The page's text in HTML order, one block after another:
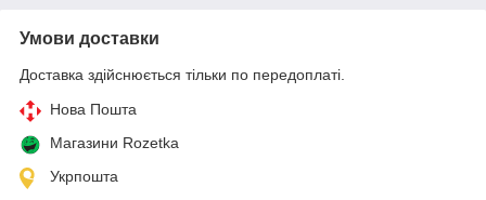
Умови доставки
Доставка здійснюється тільки по передоплаті.
Нова Пошта
Магазини Rozetka
Укрпошта